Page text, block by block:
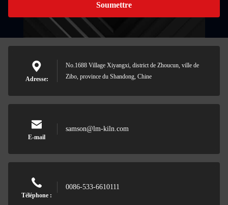
Soumettre
Adresse:
No.1688 Village Xiyangxi, district de Zhoucun, ville de
Zibo, province du Shandong, Chine
E-mail
samson@lm-kiln.com
Téléphone :
0086-533-6610111